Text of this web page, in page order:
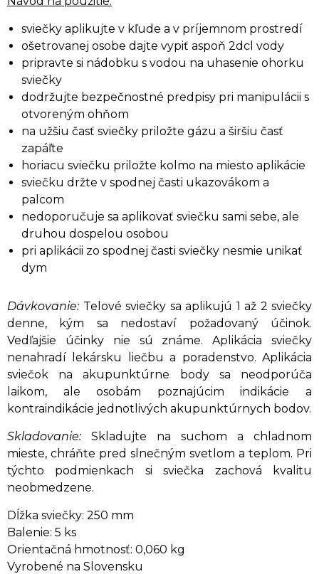
sviečky aplikujte v kľude a v príjemnom prostredí
ošetrovanej osobe dajte vypiť aspoň 2dcl vody
pripravte si nádobku s vodou na uhasenie ohorku
sviečky
dodržujte bezpečnostné predpisy pri manipulácii s
otvoreným ohňom
na užšiu časť sviečky priložte gázu a širšiu časť
zapáľte
horiacu sviečku priložte kolmo na miesto aplikácie
sviečku držte v spodnej časti ukazovákom a
palcom
nedoporučuje sa aplikovať sviečku sami sebe, ale
druhou dospelou osobou
pri aplikácii zo spodnej časti sviečky nesmie unikať
dym
Dávkovanie:Telové sviečky sa aplikujú 1 až 2 sviečky
denne, kým sa nedostaví požadovaný účinok.
Vedľajšie účinky nie sú známe. Aplikácia sviečky
nenahradí lekársku liečbu a poradenstvo. Aplikácia
sviečok na akupunktúrne body sa neodporúča
laikom, ale osobám poznajúcim indikácie a
kontraindikácie jednotlivých akupunktúrnych bodov.
Skladovanie:Skladujte na suchom a chladnom
mieste, chráňte pred slnečným svetlom a teplom. Pri
týchto podmienkach si sviečka zachová kvalitu
neobmedzene.
Dĺžka sviečky: 250 mm
Balenie: 5 ks
Orientačná hmotnosť: 0,060 kg
Vyrobené na Slovensku